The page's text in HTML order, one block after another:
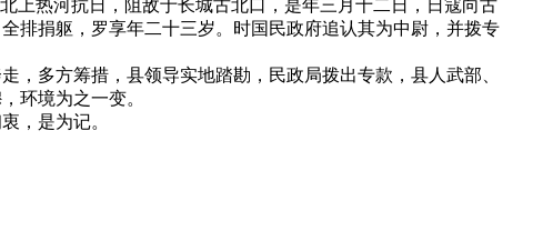
上热河抗日，阻敌于长城古北口，是年三月十二日，日寇向古
排捐躯，罗享年二十三岁。时国民政府追认其为中尉，并拨专
多方筹措，县领导实地踏勘，民政局拨出专款，县人武部、
环境为之一变。
，是为记。